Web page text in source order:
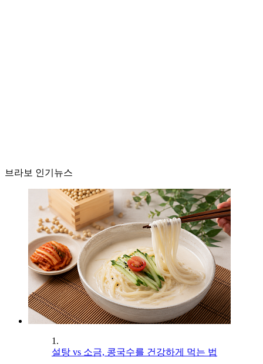
브라보 인기뉴스
1.
설탕 vs 소금, 콩국수를 건강하게 먹는 법